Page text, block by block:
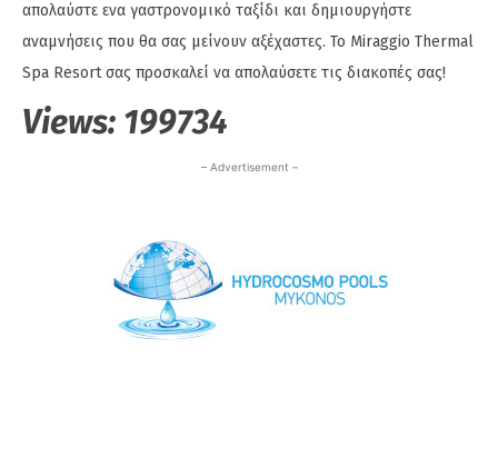
απολαύστε ενα γαστρονομικό ταξίδι και δημιουργήστε
αναμνήσεις που θα σας μείνουν αξέχαστες. Το Miraggio Thermal
Spa Resort σας προσκαλεί να απολαύσετε τις διακοπές σας!
Views: 199734
– Advertisement –